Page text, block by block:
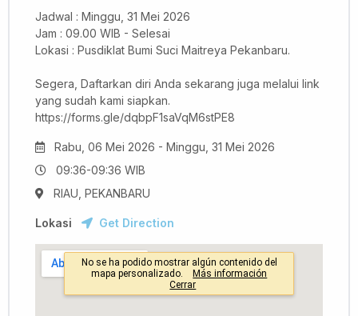
Jadwal : Minggu, 31 Mei 2026
Jam : 09.00 WIB - Selesai
Lokasi : Pusdiklat Bumi Suci Maitreya Pekanbaru.
Segera, Daftarkan diri Anda sekarang juga melalui link
yang sudah kami siapkan.
https://forms.gle/dqbpF1saVqM6stPE8
Rabu, 06 Mei 2026 - Minggu, 31 Mei 2026
09:36-09:36 WIB
RIAU, PEKANBARU
Lokasi Get Direction